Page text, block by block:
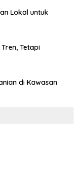
Lokal untuk
Tetapi
di Kawasan